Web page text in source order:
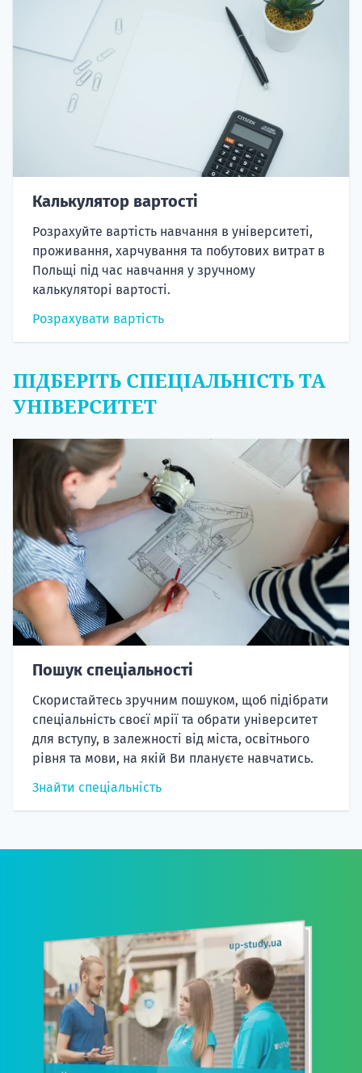
Калькулятор вартості
Розрахуйте вартість навчання в університеті,
проживання, харчування та побутових витрат в
Польщі під час навчання у зручному
калькуляторі вартості.
Розрахувати вартість
ПІДБЕРІТЬ СПЕЦІАЛЬНІСТЬ ТА
УНІВЕРСИТЕТ
Пошук спеціальності
Скористайтесь зручним пошуком, щоб підібрати
спеціальність своєї мрії та обрати університет
для вступу, в залежності від міста, освітнього
рівня та мови, на якій Ви плануєте навчатись.
Знайти спеціальність